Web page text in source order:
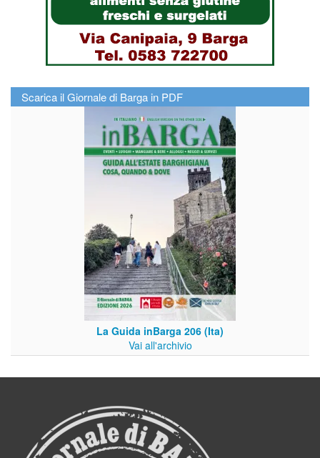
Scarica il Giornale di Barga in PDF
La Guida inBarga 206 (Ita)
Vai all'archivio